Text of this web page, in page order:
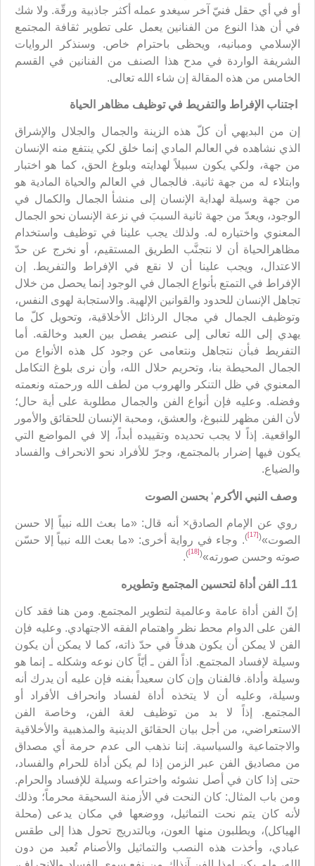
أو في أي حقل فنيّ آخر سيغدو عمله أكثر جاذبية ورقّة. ولا شك
في أن هذا النوع من الفنانين يعمل على تطوير ثقافة المجتمع
الإسلامي ومبانيه، ويحظى باحترام خاص. وسنذكر الروايات
الشريفة الواردة في مدح هذا الصنف من الفنانين في القسم
الخامس من هذه المقالة إن شاء الله تعالى.
اجتناب الإفراط والتفريط في توظيف مظاهر الحياة
إن من البديهي أن كلّ هذه الزينة والجمال والجلال والإشراق
الذي نشاهده في العالم المادي إنما خلق لكي ينتفع منه الإنسان
من جهة، ولكي يكون سبيلاً لهدايته وبلوغ الحق، كما هو اختبار
وابتلاء له من جهة ثانية. فالجمال في العالم والحياة المادية هو
من جهة وسيلة لهداية الإنسان إلى منشأ الجمال والكمال في
الوجود، ويعدّ من جهة ثانية السببَ في نزعة الإنسان نحو الجمال
المعنوي واختياره له. ولذلك يجب علينا في توظيف واستخدام
مظاهرالحياة أن لا نتجنَّب الطريق المستقيم، أو نخرج عن حدّ
الاعتدال، ويجب علينا أن لا نقع في الإفراط والتفريط. إن
الإفراط في التمتع بأنواع الجمال في الوجود إنما يحصل من خلال
تجاهل الإنسان للحدود والقوانين الإلهية. والاستجابة لهوى النفس،
وتوظيف الجمال في مجال الرذائل الأخلاقية، وتحويل كلّ ما
يهدي إلى الله تعالى إلى عنصر يفصل بين العبد وخالقه. أما
التفريط فبأن نتجاهل ونتعامى عن وجود كل هذه الأنواع من
الجمال المحيطة بنا، وتحريم حلال الله، وأن نرى بلوغ التكامل
المعنوي في ظل التنكر والهروب من لطف الله ورحمته ونعمته
وفضله. وعليه فإن أنواع الفن والجمال مطلوبة على أية حال؛
لأن الفن مظهر للنبوغ، والعشق، ومحبة الإنسان للحقائق والأمور
الواقعية. إذاً لا يجب تحديده وتقييده أبداً، إلا في المواضع التي
يكون فيها إضرار بالمجتمع، وجرّ للأفراد نحو الانحراف والفساد
والضياع.
وصف النبي الأكرم‘ بحسن الصوت
روي عن الإمام الصادق× أنه قال: «ما بعث الله نبياً إلا حسن
الصوت»(
[17]
). وجاء في رواية أخرى: «ما بعث الله نبياً إلا حسّن
صوته وحسن صورته»(
[18]
)
.
إنّ الفن أداة عامة وعالمية لتطوير المجتمع. ومن هنا فقد كان
الفن على الدوام محط نظر واهتمام الفقه الاجتهادي. وعليه فإن
الفن لا يمكن أن يكون هدفاً في حدّ ذاته، كما لا يمكن أن يكون
وسيلة لإفساد المجتمع. اذاً الفن ـ أيّاً كان نوعه وشكله ـ إنما هو
وسيلة وأداة. فالفنان وإن كان سعيداً بفنه فإن عليه أن يدرك أنه
وسيلة، وعليه أن لا يتخذه أداة لفساد وانحراف الأفراد أو
المجتمع. إذاً لا بد من توظيف لغة الفن، وخاصة الفن
الاستعراضي، من أجل بيان الحقائق الدينية والمذهبية والأخلاقية
والاجتماعية والسياسية. إننا نذهب الى عدم حرمة أي مصداق
من مصاديق الفن عبر الزمن إذا لم يكن أداة للحرام والفساد،
حتى إذا كان في أصل نشوئه واختراعه وسيلة للإفساد والحرام.
ومن باب المثال: كان النحت في الأزمنة السحيقة محرماً؛ وذلك
لأنه كان يتم نحت التماثيل، ووضعها في مكان يدعى (محلة
الهياكل)، ويطلبون منها العون، وبالتدريج تحول هذا إلى طقس
عبادي، وأخذت هذه النصب والتماثيل والأصنام تُعبد من دون